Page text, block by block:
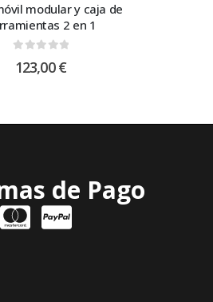
modular y caja de
2 en 1
123,00€
de Pago